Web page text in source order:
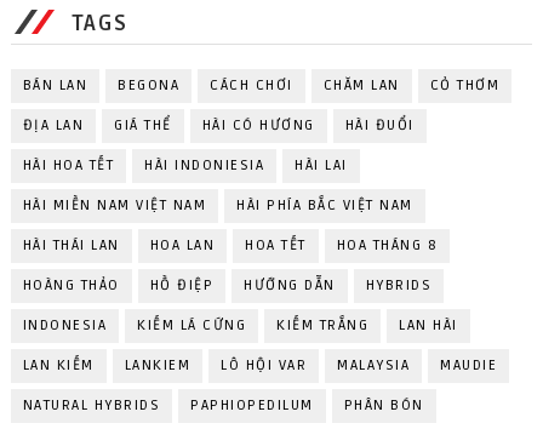
TAGS
BÁN LAN BEGONA CÁCH CHƠI CHĂM LAN CỎ THƠM
ĐỊA LAN GIÁ THỂ HÀI CÓ HƯƠNG HÀI ĐUỔI
HÀI HOA TẾT HÀI INDONIESIA HÀI LAI
HÀI MIỀN NAM VIỆT NAM HÀI PHÍA BẮC VIỆT NAM
HÀI THÁI LAN HOA LAN HOA TẾT HOA THÁNG 8
HOÀNG THẢO HỒ ĐIỆP HƯỚNG DẪN HYBRIDS
INDONESIA KIẾM LÁ CỨNG KIẾM TRẮNG LAN HÀI
LAN KIẾM LANKIEM LÔ HỘI VAR MALAYSIA MAUDIE
NATURAL HYBRIDS PAPHIOPEDILUM PHÂN BÓN